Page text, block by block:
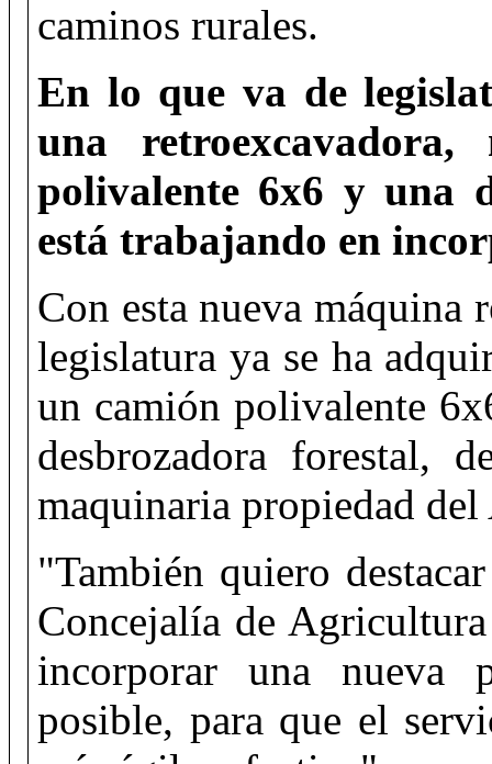
caminos rurales.
En lo que va de
una
polivalente 6x6 y una
está trabajando en
Con esta nueva máquina
legislatura ya se ha
un camión polivalente
desbrozadora forestal,
maquinaria propiedad
"También quiero
Concejalía de
incorporar una nueva
posible, para que el